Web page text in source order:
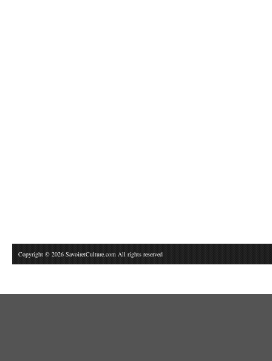
Copyright © 2026 SavoiretCulture.com All rights reserved